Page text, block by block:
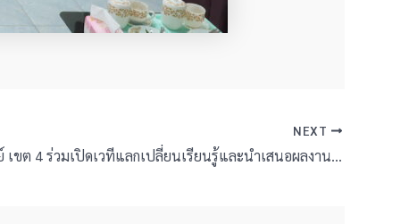
NEXT
สพป.บุรีรัมย์ เขต 4 ร่วมเปิดเวทีแลกเปลี่ยนเรียนรู้และนำเสนอผลงานนวัตกรรม “โครงการโรงเรียนสุจริต” ระดับภูมิภาคตะวันออกเฉียงเหนือตอนล่าง